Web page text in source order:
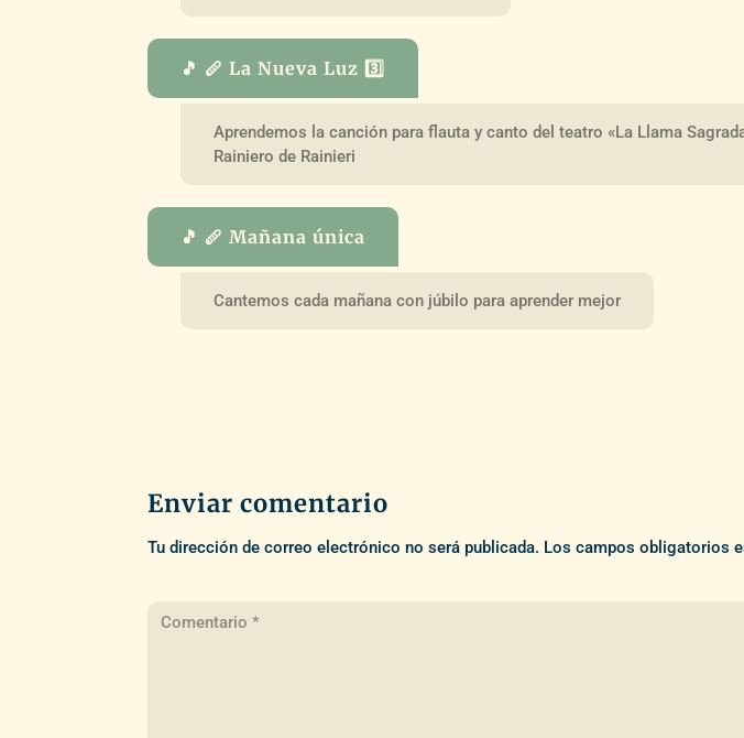
🎵 🪈 La Nueva Luz 3️⃣
Aprendemos la canción para flauta y canto del teatro «La Llama
Rainiero de Rainieri
🎵 🪈 Mañana única
Cantemos cada mañana con júbilo para aprender mejor
Enviar comentario
Tu dirección de correo electrónico no será publicada. Los campos obligatorios